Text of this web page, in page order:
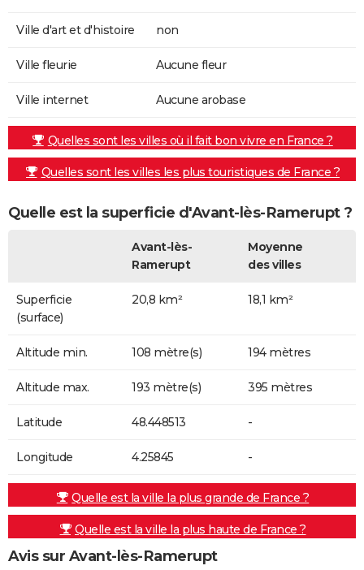
Ville d'art et d'histoire non
Ville fleurie Aucune fleur
Ville internet Aucune arobase
Quelles sont les villes où il fait bon vivre en France ?
Quelles sont les villes les plus touristiques de France ?
Quelle est la superficie d'Avant-lès-Ramerupt ?
Avant-lès-
Ramerupt
Moyenne
des villes
Superficie
(surface)
20,8 km² 18,1 km²
Altitude min. 108 mètre(s) 194 mètres
Altitude max. 193 mètre(s) 395 mètres
Latitude 48.448513 -
Longitude 4.25845 -
Quelle est la ville la plus grande de France ?
Quelle est la ville la plus haute de France ?
Avis sur Avant-lès-Ramerupt